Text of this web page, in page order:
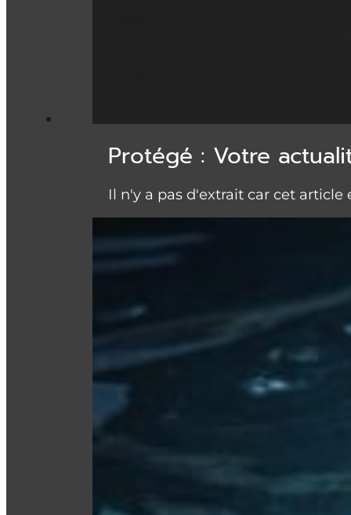
Protégé : Votre
Il n'y a pas d'extrait car cet article